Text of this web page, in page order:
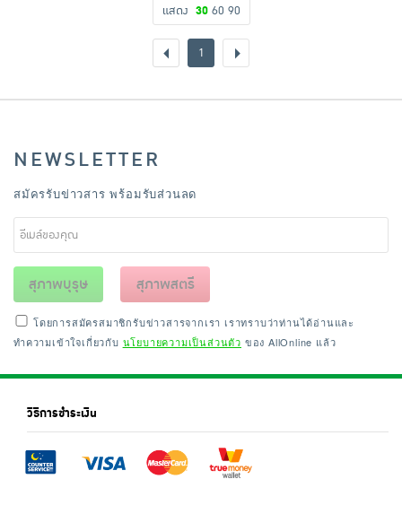
แสดง 30 60 90
1
NEWSLETTER
สมัครรับข่าวสาร พร้อมรับส่วนลด
สุภาพบุรุษ สุภาพสตรี
โดยการสมัครสมาชิกรับข่าวสารจากเรา เราทราบว่าท่านได้อ่านและ
ทำความเข้าใจเกี่ยวกับ นโยบายความเป็นส่วนตัว ของ AllOnline แล้ว
วิธีการชำระเงิน